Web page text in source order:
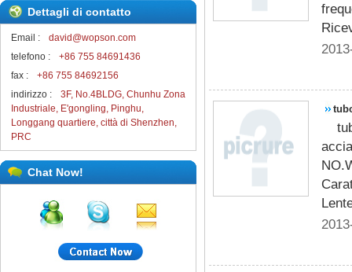
Dettagli di contatto
Email :
david@wopson.com
telefono :
+86 755 84691436
fax :
+86 755 84692156
indirizzo :
3F, No.4BLDG, Chunhu Zona
Industriale, E'gongling, Pinghu,
Longgang quartiere, città di Shenzhen,
PRC
Chat Now!